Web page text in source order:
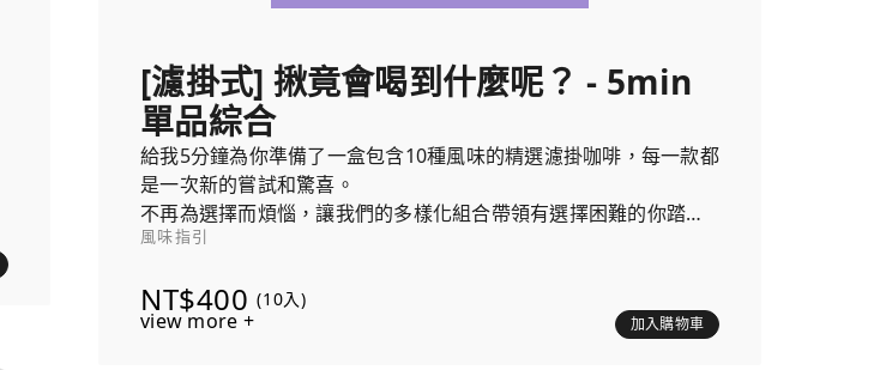
[濾掛式] 揪竟會喝到什麼呢？ - 5min
單品綜合
給我5分鐘為你準備了一盒包含10種風味的精選濾掛咖啡，每一款都
是一次新的嘗試和驚喜。
不再為選擇而煩惱，讓我們的多樣化組合帶領有選擇困難的你踏上
發現心愛咖啡的旅程！
風味指引
NT$400 (10入)
view more + 加入購物車